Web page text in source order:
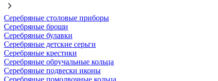
Серебряные столовые приборы
Серебряные броши
Серебряные булавки
Серебряные детские серьги
Серебряные крестики
Серебряные обручальные кольца
Серебряные подвески иконы
Серебряные помолвочные кольца